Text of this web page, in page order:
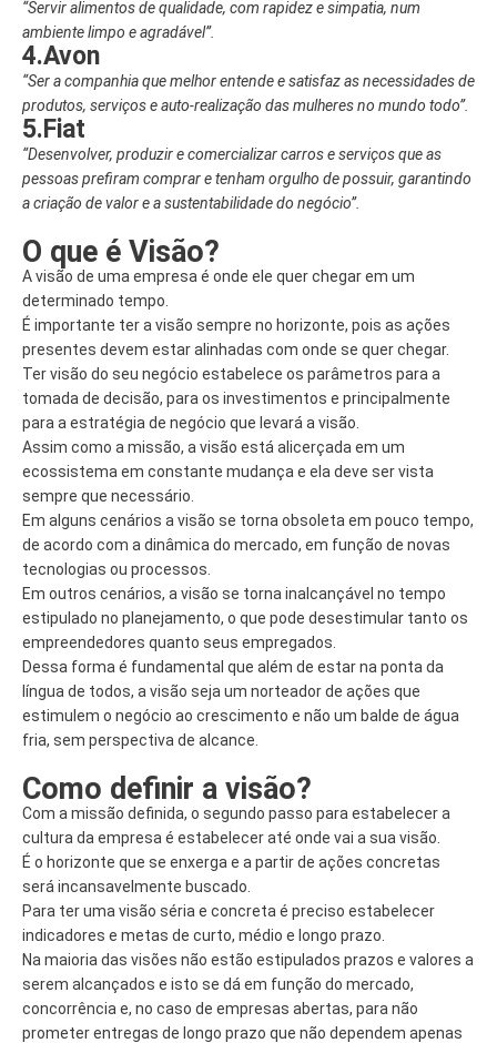
“Servir alimentos de qualidade, com rapidez e simpatia, num
ambiente limpo e agradável”.
4.Avon
“Ser a companhia que melhor entende e satisfaz as necessidades de
produtos, serviços e auto-realização das mulheres no mundo todo”.
5.Fiat
“Desenvolver, produzir e comercializar carros e serviços que as
pessoas prefiram comprar e tenham orgulho de possuir, garantindo
a criação de valor e a sustentabilidade do negócio”.
O que é Visão?
A visão de uma empresa é onde ele quer chegar em um
determinado tempo.
É importante ter a visão sempre no horizonte, pois as ações
presentes devem estar alinhadas com onde se quer chegar.
Ter visão do seu negócio estabelece os parâmetros para a
tomada de decisão, para os investimentos e principalmente
para a estratégia de negócio que levará a visão.
Assim como a missão, a visão está alicerçada em um
ecossistema em constante mudança e ela deve ser vista
sempre que necessário.
Em alguns cenários a visão se torna obsoleta em pouco tempo,
de acordo com a dinâmica do mercado, em função de novas
tecnologias ou processos.
Em outros cenários, a visão se torna inalcançável no tempo
estipulado no planejamento, o que pode desestimular tanto os
empreendedores quanto seus empregados.
Dessa forma é fundamental que além de estar na ponta da
língua de todos, a visão seja um norteador de ações que
estimulem o negócio ao crescimento e não um balde de água
fria, sem perspectiva de alcance.
Como definir a visão?
Com a missão definida, o segundo passo para estabelecer a
cultura da empresa é estabelecer até onde vai a sua visão.
É o horizonte que se enxerga e a partir de ações concretas
será incansavelmente buscado.
Para ter uma visão séria e concreta é preciso estabelecer
indicadores e metas de curto, médio e longo prazo.
Na maioria das visões não estão estipulados prazos e valores a
serem alcançados e isto se dá em função do mercado,
concorrência e, no caso de empresas abertas, para não
prometer entregas de longo prazo que não dependem apenas